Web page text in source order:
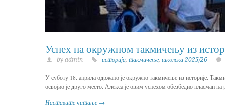
Успех на окружном такмичењу из
by admin историја, такмичење, школска 2025/26
У суботу 18. априла одржано је окружно такмичење из историје.
освојио је друго место. Алекса је овим успехом обезбедио пласман
Наставите читање →